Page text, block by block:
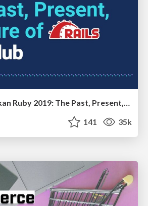
RailsConf & Balkan Ruby 2019: The Past, Present, and Future of Rails at GitHub
141 35k